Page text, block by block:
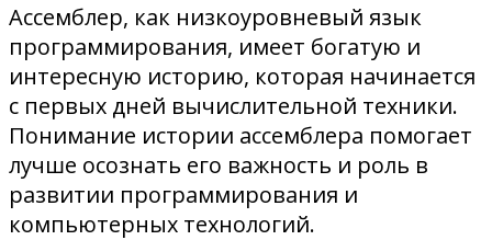
Ассемблер, как низкоуровневый язык
программирования, имеет богатую и
интересную историю, которая начинается
с первых дней вычислительной техники.
Понимание истории ассемблера помогает
лучше осознать его важность и роль в
развитии программирования и
компьютерных технологий.